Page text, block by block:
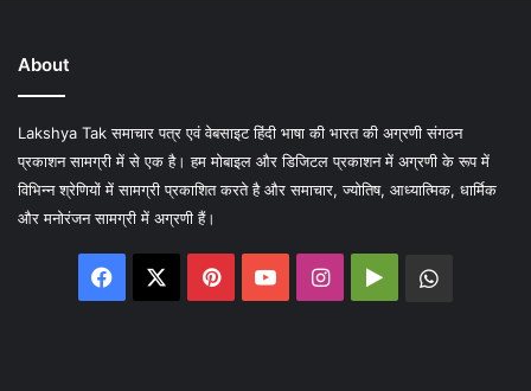
About
Lakshya Tak समाचार पत्र एवं वेबसाइट हिंदी भाषा की भारत की अग्रणी संगठन
प्रकाशन सामग्री में से एक है। हम मोबाइल और डिजिटल प्रकाशन में अग्रणी के रूप में
विभिन्न श्रेणियों में सामग्री प्रकाशित करते है और समाचार, ज्योतिष, आध्यात्मिक, धार्मिक
और मनोरंजन सामग्री में अग्रणी हैं।
Facebook PinterestYouTubeInstagram
Google